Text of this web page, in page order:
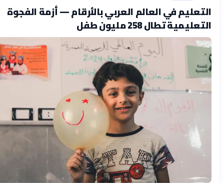
في العالم العربي بالأرقام — أزمة الفجوة
تطال 258 مليون طفل